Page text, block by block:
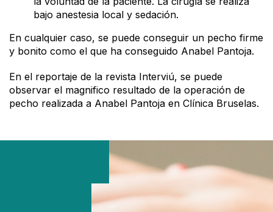
bajo anestesia local y sedación.
En cualquier caso, se puede conseguir un pecho firme
y bonito como el que ha conseguido Anabel Pantoja.
En el reportaje de la revista Interviú, se puede
observar el magnifico resultado de la operación de
pecho realizada a Anabel Pantoja en Clínica Bruselas.